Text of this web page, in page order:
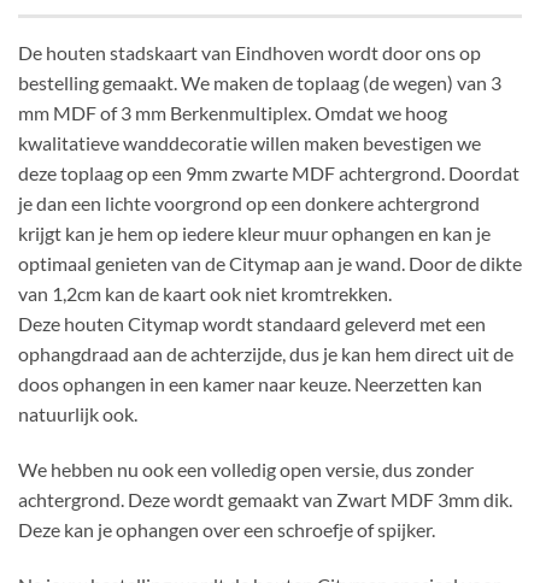
De houten stadskaart van Eindhoven wordt door ons op
bestelling gemaakt. We maken de toplaag (de wegen) van 3
mm MDF of 3 mm Berkenmultiplex. Omdat we hoog
kwalitatieve wanddecoratie willen maken bevestigen we
deze toplaag op een 9mm zwarte MDF achtergrond. Doordat
je dan een lichte voorgrond op een donkere achtergrond
krijgt kan je hem op iedere kleur muur ophangen en kan je
optimaal genieten van de Citymap aan je wand. Door de dikte
van 1,2cm kan de kaart ook niet kromtrekken.
Deze houten Citymap wordt standaard geleverd met een
ophangdraad aan de achterzijde, dus je kan hem direct uit de
doos ophangen in een kamer naar keuze. Neerzetten kan
natuurlijk ook.
We hebben nu ook een volledig open versie, dus zonder
achtergrond. Deze wordt gemaakt van Zwart MDF 3mm dik.
Deze kan je ophangen over een schroefje of spijker.